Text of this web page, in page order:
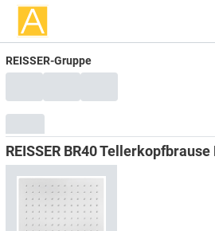
REISSER-Gruppe
REISSER BR40 Tellerkopfbrause